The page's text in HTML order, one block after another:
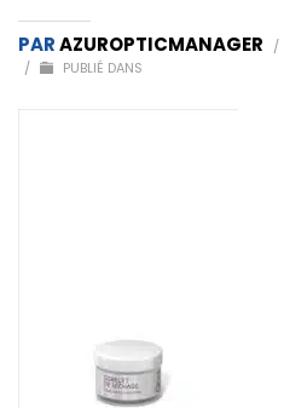
PARAZUROPTICMANAGER /
/
PUBLIÉ DANS